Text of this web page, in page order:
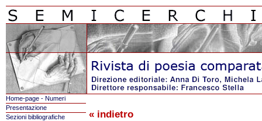
Home-page - Numeri
Presentazione
Sezioni bibliografiche
« indietro